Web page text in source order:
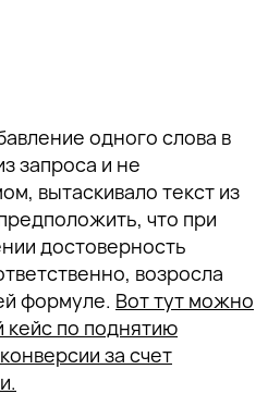
одного слова в
запроса и не
вытаскивало текст из
что при
достоверность
возросла
формуле. Вот тут можно
по поднятию
за счет